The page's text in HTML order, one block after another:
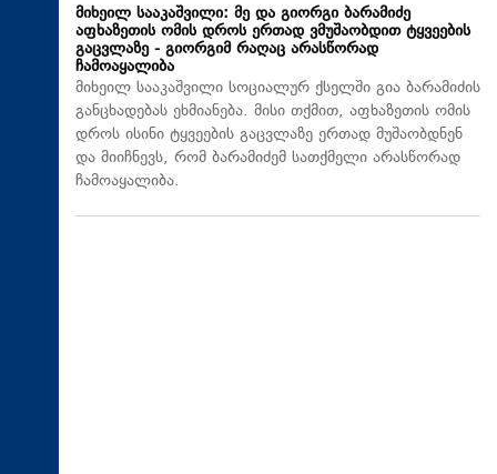
მიხეილ სააკაშვილი: მე და გიორგი ბარამიძე
აფხაზეთის ომის დროს ერთად ვმუშაობდით ტყვეების
გაცვლაზე - გიორგიმ რაღაც არასწორად
ჩამოაყალიბა
მიხეილ სააკაშვილი სოციალურ ქსელში გია ბარამიძის
განცხადებას ეხმიანება. მისი თქმით, აფხაზეთის ომის
დროს ისინი ტყვეების გაცვლაზე ერთად მუშაობდნენ
და მიიჩნევს, რომ ბარამიძემ სათქმელი არასწორად
ჩამოაყალიბა.